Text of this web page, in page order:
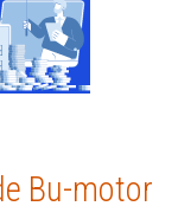
Bu-motor